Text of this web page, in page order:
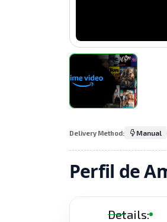
Delivery Method: Manual
Perfil de
Details: